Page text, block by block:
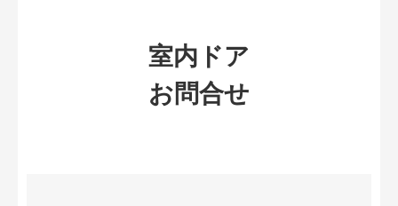
室内ドア
お問合せ